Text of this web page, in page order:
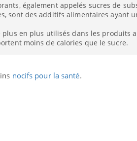
également appelés sucres de
sont des additifs alimentaires ayant
plus en plus utilisés dans les produits
moins de calories que le sucre.
nocifs pour la santé.
du
moins
lecture
Mordue